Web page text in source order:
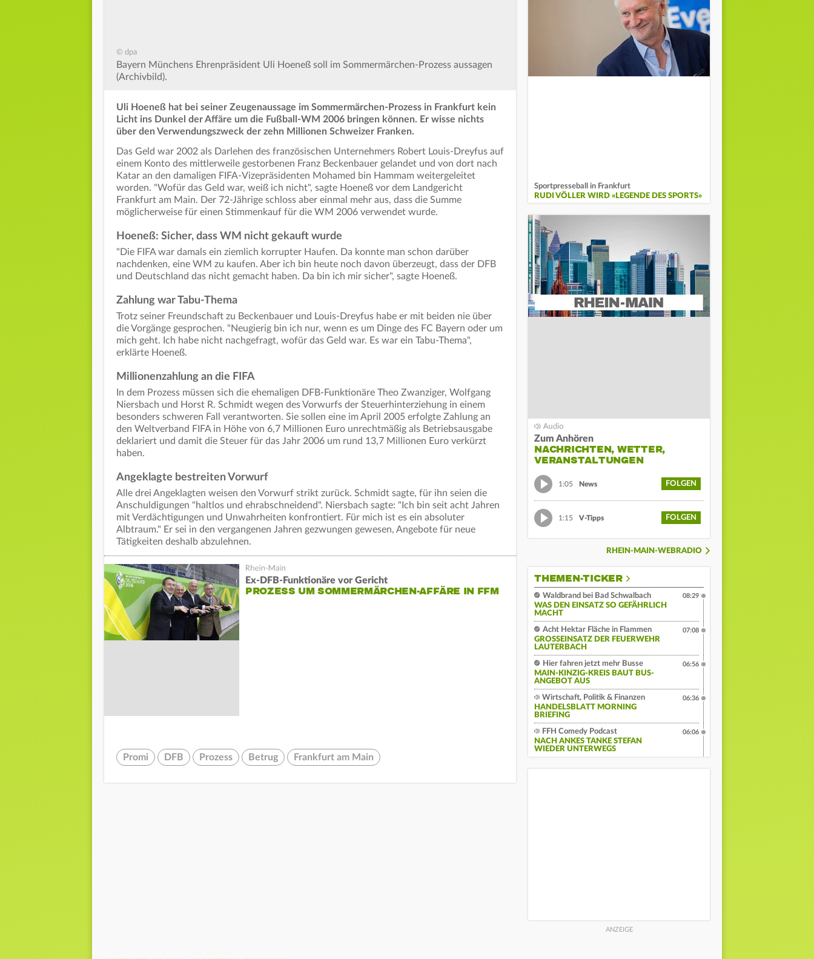
© dpa
Bayern Münchens Ehrenpräsident Uli Hoeneß soll im Sommermärchen-Prozess aussagen
(Archivbild).
Uli Hoeneß hat bei seiner Zeugenaussage im Sommermärchen-Prozess in Frankfurt kein
Licht ins Dunkel der Affäre um die Fußball-WM 2006 bringen können. Er wisse nichts
über den Verwendungszweck der zehn Millionen Schweizer Franken.
Das Geld war 2002 als Darlehen des französischen Unternehmers Robert Louis-Dreyfus auf
einem Konto des mittlerweile gestorbenen Franz Beckenbauer gelandet und von dort nach
Katar an den damaligen FIFA-Vizepräsidenten Mohamed bin Hammam weitergeleitet
worden. "Wofür das Geld war, weiß ich nicht", sagte Hoeneß vor dem Landgericht
Frankfurt am Main. Der 72-Jährige schloss aber einmal mehr aus, dass die Summe
möglicherweise für einen Stimmenkauf für die WM 2006 verwendet wurde.
Hoeneß: Sicher, dass WM nicht gekauft wurde
"Die FIFA war damals ein ziemlich korrupter Haufen. Da konnte man schon darüber
nachdenken, eine WM zu kaufen. Aber ich bin heute noch davon überzeugt, dass der DFB
und Deutschland das nicht gemacht haben. Da bin ich mir sicher", sagte Hoeneß.
Zahlung war Tabu-Thema
Trotz seiner Freundschaft zu Beckenbauer und Louis-Dreyfus habe er mit beiden nie über
die Vorgänge gesprochen. "Neugierig bin ich nur, wenn es um Dinge des FC Bayern oder um
mich geht. Ich habe nicht nachgefragt, wofür das Geld war. Es war ein Tabu-Thema",
erklärte Hoeneß.
Millionenzahlung an die FIFA
In dem Prozess müssen sich die ehemaligen DFB-Funktionäre Theo Zwanziger, Wolfgang
Niersbach und Horst R. Schmidt wegen des Vorwurfs der Steuerhinterziehung in einem
besonders schweren Fall verantworten. Sie sollen eine im April 2005 erfolgte Zahlung an
den Weltverband FIFA in Höhe von 6,7 Millionen Euro unrechtmäßig als Betriebsausgabe
deklariert und damit die Steuer für das Jahr 2006 um rund 13,7 Millionen Euro verkürzt
haben.
Angeklagte bestreiten Vorwurf
Alle drei Angeklagten weisen den Vorwurf strikt zurück. Schmidt sagte, für ihn seien die
Anschuldigungen "haltlos und ehrabschneidend". Niersbach sagte: "Ich bin seit acht Jahren
mit Verdächtigungen und Unwahrheiten konfrontiert. Für mich ist es ein absoluter
Albtraum." Er sei in den vergangenen Jahren gezwungen gewesen, Angebote für neue
Tätigkeiten deshalb abzulehnen.
Ex-DFB-Funktionäre vor Gericht
PROZESS UM SOMMERMÄRCHEN-AFFÄRE IN FFM
Promi DFB Prozess Betrug Frankfurt am Main
Sportpresseball in Frankfurt
RUDI VÖLLER WIRD «LEGENDE DES SPORTS»
Zum Anhören
NACHRICHTEN, WETTER,
VERANSTALTUNGEN
1:05 News FOLGEN
1:15 V-Tipps FOLGEN
RHEIN-MAIN-WEBRADIO
THEMEN-TICKER
Waldbrand bei Bad Schwalbach
WAS DEN EINSATZ SO GEFÄHRLICH
MACHT
08:29
Acht Hektar Fläche in Flammen
GROSSEINSATZ DER FEUERWEHR L
AUTERBACH
07:08
Hier fahren jetzt mehr Busse
MAIN-KINZIG-KREIS BAUT BUS-
ANGEBOT AUS
06:56
Wirtschaft, Politik & Finanzen
HANDELSBLATT MORNING
BRIEFING
06:36
FFH Comedy Podcast
NACH ANKES TANKE STEFAN
WIEDER UNTERWEGS
06:06